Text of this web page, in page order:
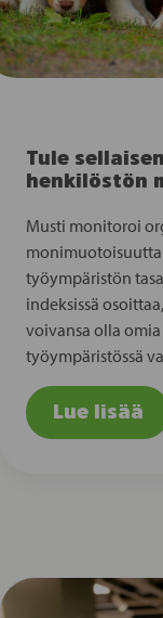
Tule
henkilöstön
Musti monitoroi
työympäristön
indeksissä
voivansa olla
työympäristössä
Lue lisää